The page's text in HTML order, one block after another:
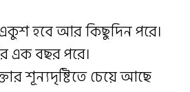
হবে আর কিছুদিন পরে।
বছর পরে।
শূন্যদৃষ্টিতে চেয়ে আছে